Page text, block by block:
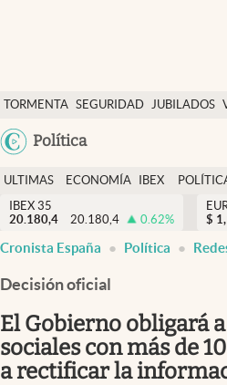
TORMENTA SEGURIDAD JUBILADOS
Política
Economía y finanzas
Política
Actualidad
Criptomonedas
España
ULTIMAS
NOTICIAS
ECONOMÍA
FINANZAS
IBEX
EURO
IBEX 35
20.180,4
20.180,4 0.62%
$
Cronista España Política
Decisión oficial
El Gobierno obligará
sociales con más de
a rectificar la